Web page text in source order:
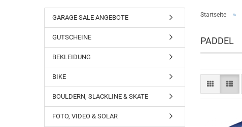
Startseite »
PADDEL
GARAGE SALE ANGEBOTE
GUTSCHEINE
BEKLEIDUNG
BIKE
BOULDERN, SLACKLINE & SKATE
FOTO, VIDEO & SOLAR